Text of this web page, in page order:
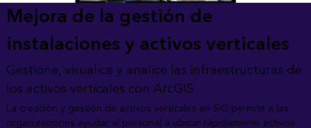
Mejora de la gestión de
instalaciones y activos verticales
Gestione, visualice y analice las infraestructuras de
los activos verticales con ArcGIS
La creación y gestión de activos verticales en SIG permite a las
organizaciones ayudar al personal a ubicar rápidamente activos